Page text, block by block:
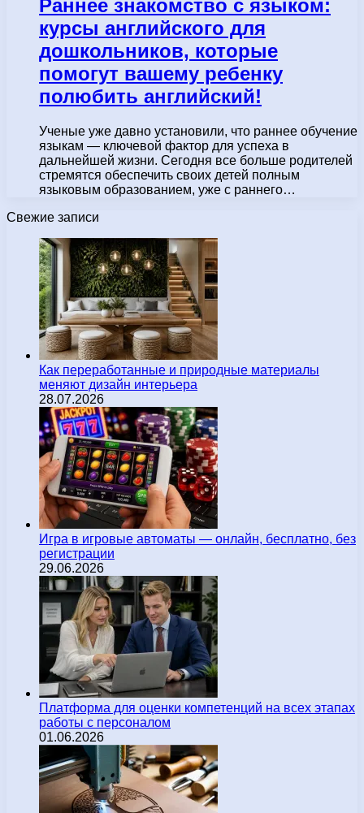
Раннее знакомство с языком:
курсы английского для
дошкольников, которые
помогут вашему ребенку
полюбить английский!
Ученые уже давно установили, что раннее обучение
языкам — ключевой фактор для успеха в
дальнейшей жизни. Сегодня все больше родителей
стремятся обеспечить своих детей полным
языковым образованием, уже с раннего…
Свежие записи
Как переработанные и природные материалы
меняют дизайн интерьера
28.07.2026
Игра в игровые автоматы — онлайн, бесплатно, без
регистрации
29.06.2026
Платформа для оценки компетенций на всех этапах
работы с персоналом
01.06.2026